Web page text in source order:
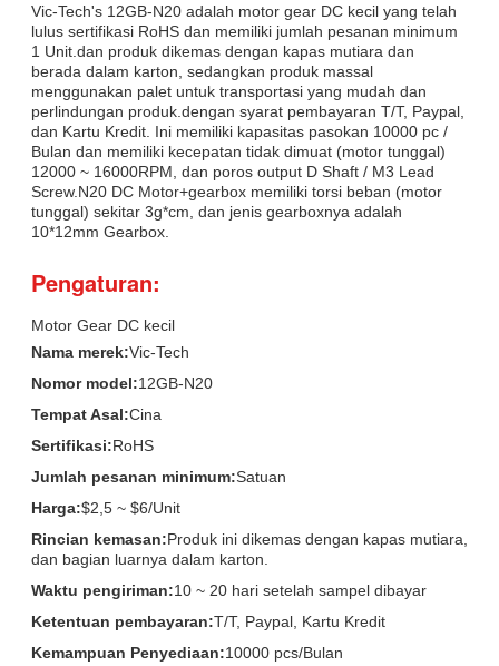
Vic-Tech's 12GB-N20 adalah motor gear DC kecil yang telah
lulus sertifikasi RoHS dan memiliki jumlah pesanan minimum
1 Unit.dan produk dikemas dengan kapas mutiara dan
berada dalam karton, sedangkan produk massal
menggunakan palet untuk transportasi yang mudah dan
perlindungan produk.dengan syarat pembayaran T/T, Paypal,
dan Kartu Kredit. Ini memiliki kapasitas pasokan 10000 pc /
Bulan dan memiliki kecepatan tidak dimuat (motor tunggal)
12000 ~ 16000RPM, dan poros output D Shaft / M3 Lead
Screw.N20 DC Motor+gearbox memiliki torsi beban (motor
tunggal) sekitar 3g*cm, dan jenis gearboxnya adalah
10*12mm Gearbox.
Pengaturan:
Motor Gear DC kecil
Nama merek:Vic-Tech
Nomor model:12GB-N20
Tempat Asal:Cina
Sertifikasi:RoHS
Jumlah pesanan minimum:Satuan
Harga:$2,5 ~ $6/Unit
Rincian kemasan:Produk ini dikemas dengan kapas mutiara,
dan bagian luarnya dalam karton.
Waktu pengiriman:10 ~ 20 hari setelah sampel dibayar
Ketentuan pembayaran:T/T, Paypal, Kartu Kredit
Kemampuan Penyediaan:10000 pcs/Bulan